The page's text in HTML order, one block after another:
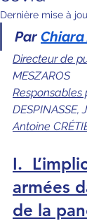
Dernière mise à
Par Chiara
Directeur de
MESZAROS
Responsables
DESPINASSE,
Antoine
I.
armées
de la